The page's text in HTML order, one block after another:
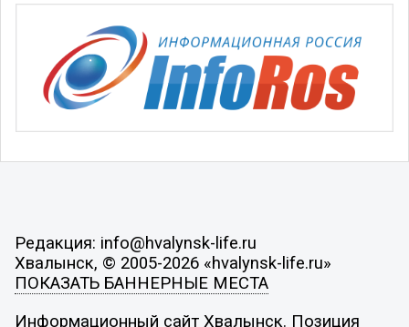
Редакция: info@hvalynsk-life.ru
Хвалынск, © 2005-2026 «hvalynsk-life.ru»
ПОКАЗАТЬ БАННЕРНЫЕ МЕСТА
Информационный сайт Хвалынск. Позиция